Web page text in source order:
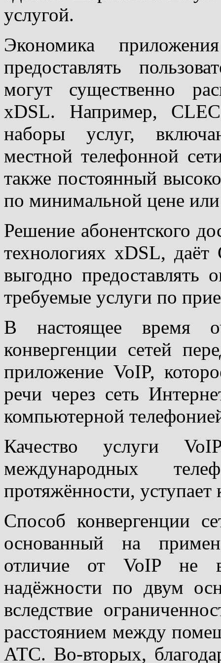
услугой.
Экономика
предоставлять
могут существенно
хDSL. Например,
наборы услуг,
местной телефонной
также постоянный
по минимальной цене
Решение абонентского
технологиях хDSL,
выгодно
требуемые услуги по
В настоящее время
конвергенции сетей
приложение VoIP,
речи через сеть
компьютерной
Качество услуги
международных
протяжённости,
Способ конвергенции
основанный на
отличие от VoIP не
надёжности по двум
вследствие
расстоянием между
АТС. Во-вторых,